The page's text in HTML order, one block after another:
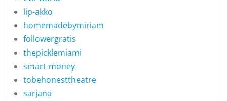
lip-akko
homemadebymiriam
followergratis
thepicklemiami
smart-money
tobehonesttheatre
sarjana